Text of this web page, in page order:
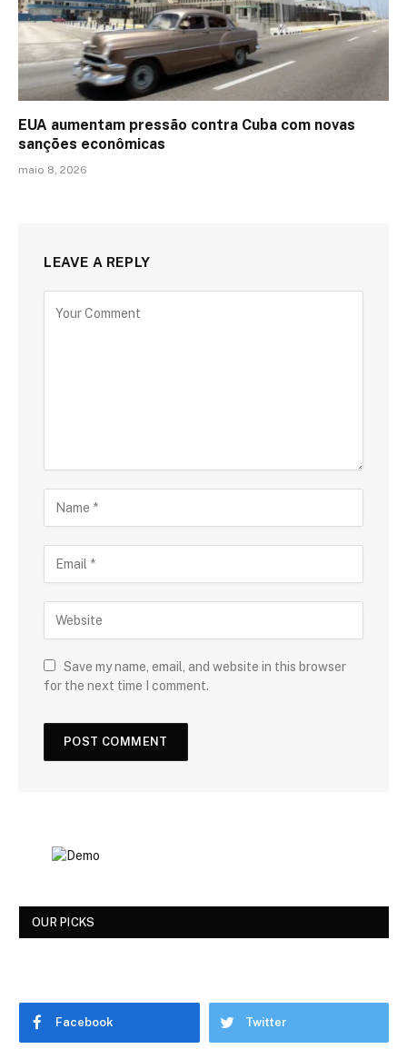
EUA aumentam pressão contra Cuba com novas
sanções econômicas
maio 8, 2026
LEAVE A REPLY
Save my name, email, and website in this browser
for the next time I comment.
OUR PICKS
Facebook Twitter